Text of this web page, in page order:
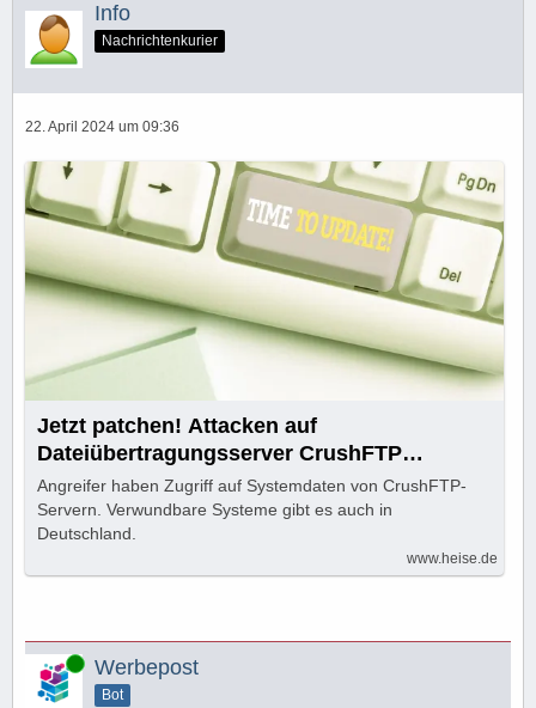
Info
Nachrichtenkurier
22. April 2024 um 09:36
Jetzt patchen! Attacken auf
Dateiübertragungsserver CrushFTP
beobachtet
Angreifer haben Zugriff auf Systemdaten von CrushFTP-
Servern. Verwundbare Systeme gibt es auch in
Deutschland.
www.heise.de
Online Werbepost
Bot